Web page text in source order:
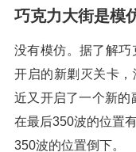
巧克力大街是模
没有模仿。据了解
开启的新剿灭关卡
近又开启了一个新的
在最后350波的位置
350波的位置倒下。